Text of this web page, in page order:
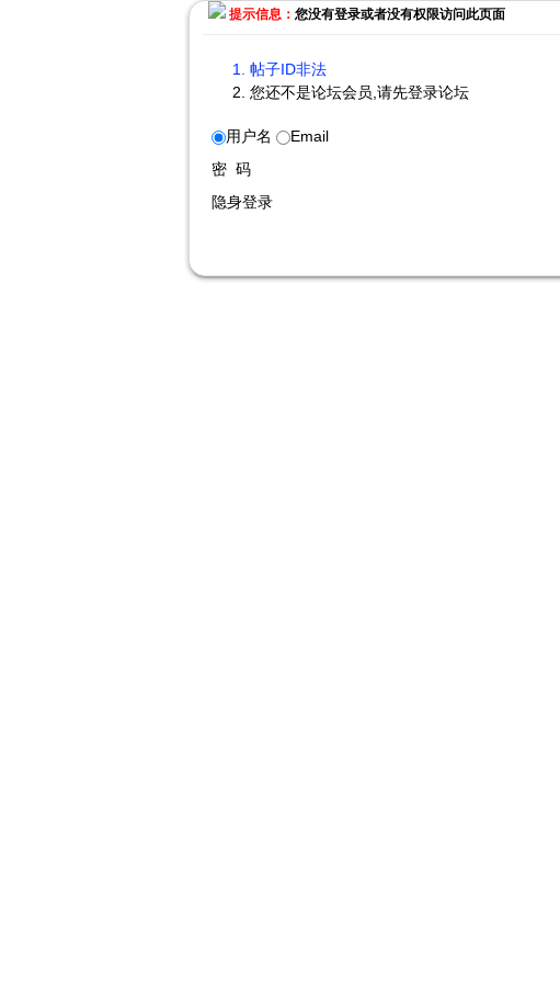
提示信息： 您没有登录或者没有权限访问此页面
帖子ID非法
您还不是论坛会员,请先登录论坛
用户名
Email
密 码
隐身登录